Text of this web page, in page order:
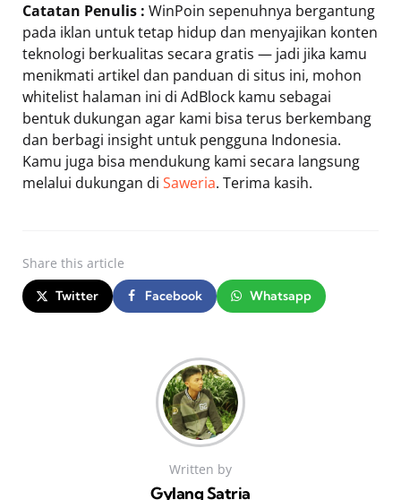
Catatan Penulis : WinPoin sepenuhnya bergantung
pada iklan untuk tetap hidup dan menyajikan konten
teknologi berkualitas secara gratis — jadi jika kamu
menikmati artikel dan panduan di situs ini, mohon
whitelist halaman ini di AdBlock kamu sebagai
bentuk dukungan agar kami bisa terus berkembang
dan berbagi insight untuk pengguna Indonesia.
Kamu juga bisa mendukung kami secara langsung
melalui dukungan di Saweria. Terima kasih.
Share this article
Twitter Facebook Whatsapp
Written by
Gylang Satria